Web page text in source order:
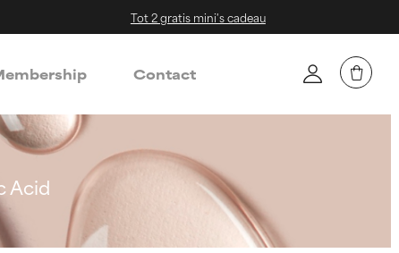
Tot 2 gratis mini's cadeau
Contact
Acid